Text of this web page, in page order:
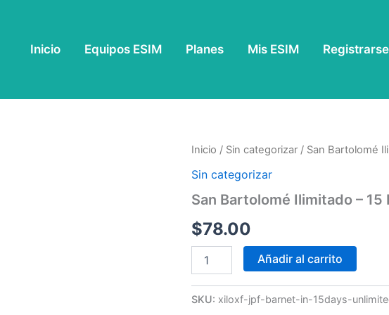
Inicio Equipos ESIM Planes Mis ESIM Registrarse
Inicio / Sin categorizar / San Bartolomé
Sin categorizar
San Bartolomé Ilimitado – 15
$78.00
San
Ilimitado
15
cantidad
Añadir al carrito
SKU: xiloxf-jpf-barnet-in-15days-